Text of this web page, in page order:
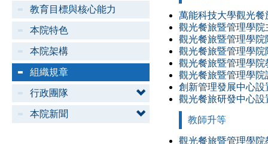
教育目標與核心能力
本院特色
本院架構
組織規章
行政團隊
本院新聞
萬能科技大學觀光餐
觀光餐旅暨管理學院
觀光餐旅暨管理學院
觀光餐旅暨管理學院
觀光餐旅暨管理學院
觀光餐旅暨管理學院
創新管理發展中心設
觀光餐旅研發中心設
教師升等
觀光餐旅暨管理學院